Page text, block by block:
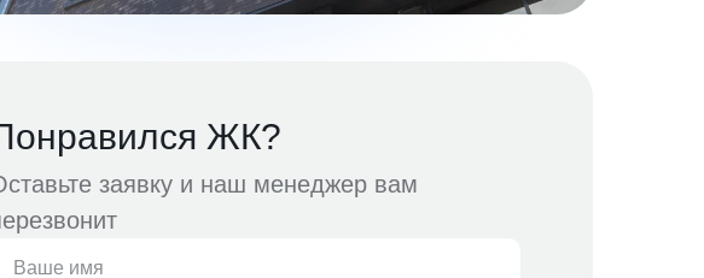
заявку и наш менеджер вам
ЖК?